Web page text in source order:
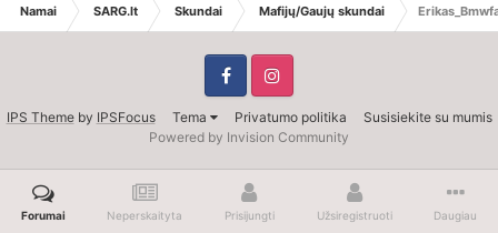
Namai SARG.lt Skundai Mafijų/Gaujų skundai
IPS Themeby IPSFocus Tema Privatumo politika
Susisiekite su mumis
Powered by Invision Community
Forumai Neperskaityta Prisijungti Užsiregistruoti Daugiau